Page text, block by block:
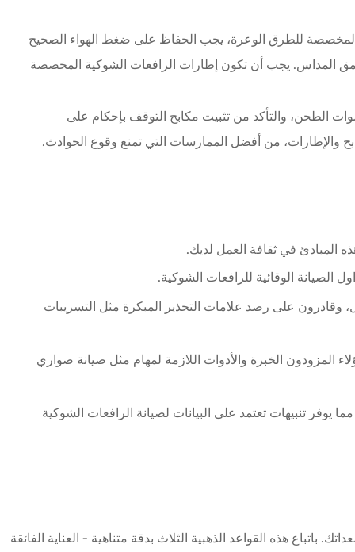
المخصصة للطرق الوعرة، يجب الحفاظ على ضغط الهواء الصحيح
المداس. يجب أن تكون إطارات الرافعات الشوكية المخصصة
الطحن، والتأكد من تثبيت مكابح التوقف بإحكام على
والإطارات، من أفضل الممارسات التي تمنع وقوع الحوادث.
المبادئ في ثقافة العمل لديك.
الوقائية للرافعات الشوكية.
على رصد علامات التحذير المبكرة مثل التسريبات
الخبرة والأدوات اللازمة لمهام مثل صيانة صواري
تنبيهات تعتمد على البيانات لصيانة الرافعات الشوكية
باتباع هذه القواعد الذهبية الثلاث بدقة متناهية - العناية الفائقة